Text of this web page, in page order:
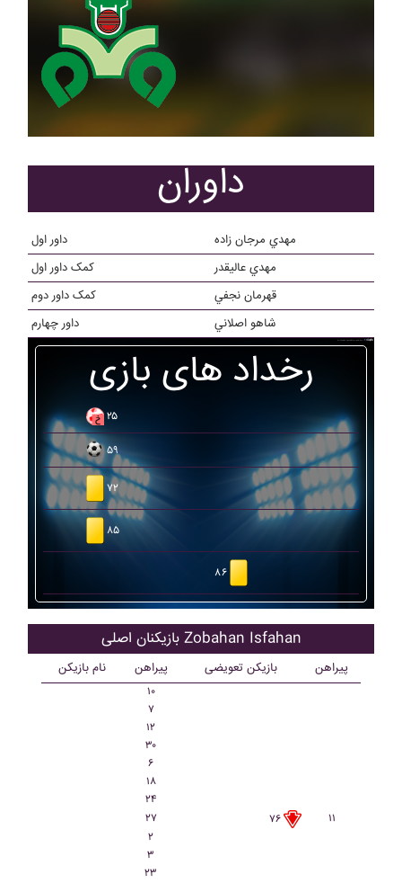
داوران
داور اول
مهدي مرجان زاده
کمک داور اول
مهدي عاليقدر
کمک داور دوم
قهرمان نجفي
داور چهارم
شاهو اصلاني
رخداد های بازی
۲۵
۵۹
۷۲
۸۵
۸۶
بازیکنان اصلی Zobahan Isfahan
نام بازیکن پیراهن بازیکن تعویضی پیراهن
۱۰
۷
۱۲
۳۰
۶
۱۸
۲۴
۲۷
۷۶
۱۱
۲
۳
۲۳